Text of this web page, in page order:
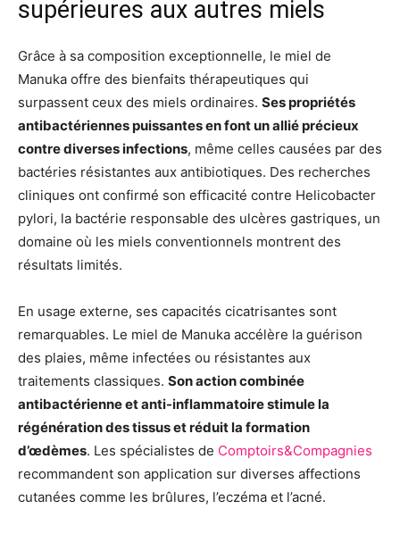
supérieures aux autres miels
Grâce à sa composition exceptionnelle, le miel de
Manuka offre des bienfaits thérapeutiques qui
surpassent ceux des miels ordinaires. Ses propriétés
antibactériennes puissantes en font un allié précieux
contre diverses infections, même celles causées par des
bactéries résistantes aux antibiotiques. Des recherches
cliniques ont confirmé son efficacité contre Helicobacter
pylori, la bactérie responsable des ulcères gastriques, un
domaine où les miels conventionnels montrent des
résultats limités.
En usage externe, ses capacités cicatrisantes sont
remarquables. Le miel de Manuka accélère la guérison
des plaies, même infectées ou résistantes aux
traitements classiques. Son action combinée
antibactérienne et anti-inflammatoire stimule la
régénération des tissus et réduit la formation
d’œdèmes. Les spécialistes de Comptoirs&Compagnies
recommandent son application sur diverses affections
cutanées comme les brûlures, l’eczéma et l’acné.